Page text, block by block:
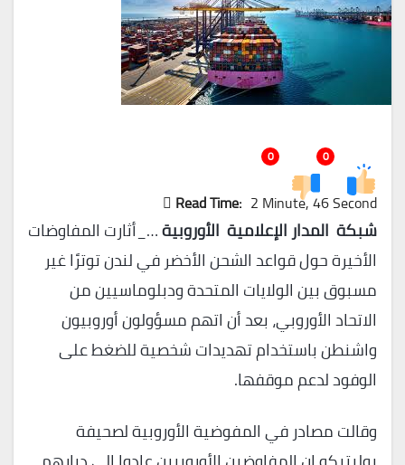
0
0
Read Time: 2 Minute, 46 Second
شبكة المدار الإعلامية الأوروبية…_أثارت المفاوضات
الأخيرة حول قواعد الشحن الأخضر في لندن توترًا غير
مسبوق بين الولايات المتحدة ودبلوماسيين من
الاتحاد الأوروبي، بعد أن اتهم مسؤولون أوروبيون
واشنطن باستخدام تهديدات شخصية للضغط على
الوفود لدعم موقفها.
وقالت مصادر في المفوضية الأوروبية لصحيفة